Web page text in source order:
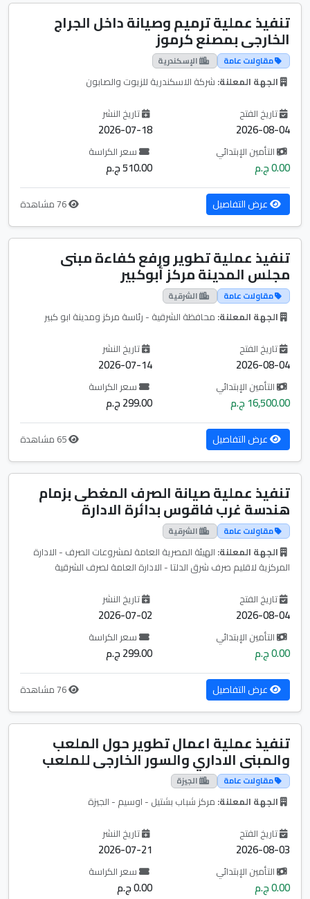
تنفيذ عملية ترميم وصيانة داخل الجراج
الخارجى بمصنع كرموز
مقاولات عامة الإسكندرية
الجهة المعلنة: شركة الاسكندرية للزيوت والصابون
تاريخ الفتح
2026-08-04
تاريخ النشر
2026-07-18
التأمين الإبتدائي
0.00 ج.م
سعر الكراسة
510.00 ج.م
عرض التفاصيل
تنفيذ عملية تطوير ورفع كفاءة مبنى
مجلس المدينة مركز أبوكبير
مقاولات عامة الشرقية
الجهة المعلنة: محافظة الشرقية - رئاسة مركز ومدينة ابو كبير
تاريخ الفتح
2026-08-04
تاريخ النشر
2026-07-14
التأمين الإبتدائي
16,500.00 ج.م
سعر الكراسة
299.00 ج.م
عرض التفاصيل
تنفيذ عملية صيانة الصرف المغطى بزمام
هندسة غرب فاقوس بدائرة الادارة
مقاولات عامة الشرقية
الجهة المعلنة: الهيئة المصرية العامة لمشروعات الصرف - الادارة
المركزية لاقليم صرف شرق الدلتا - الادارة العامة لصرف الشرقية
تاريخ الفتح
2026-08-04
تاريخ النشر
2026-07-02
التأمين الإبتدائي
0.00 ج.م
سعر الكراسة
299.00 ج.م
عرض التفاصيل
تنفيذ عملية اعمال تطوير حول الملعب
والمبنى الاداري والسور الخارجى للملعب
مقاولات عامة الجيزة
الجهة المعلنة: مركز شباب بشتيل - اوسيم - الجيزة
تاريخ الفتح
2026-08-03
تاريخ النشر
2026-07-21
التأمين الإبتدائي
0.00 ج.م
سعر الكراسة
0.00 ج.م